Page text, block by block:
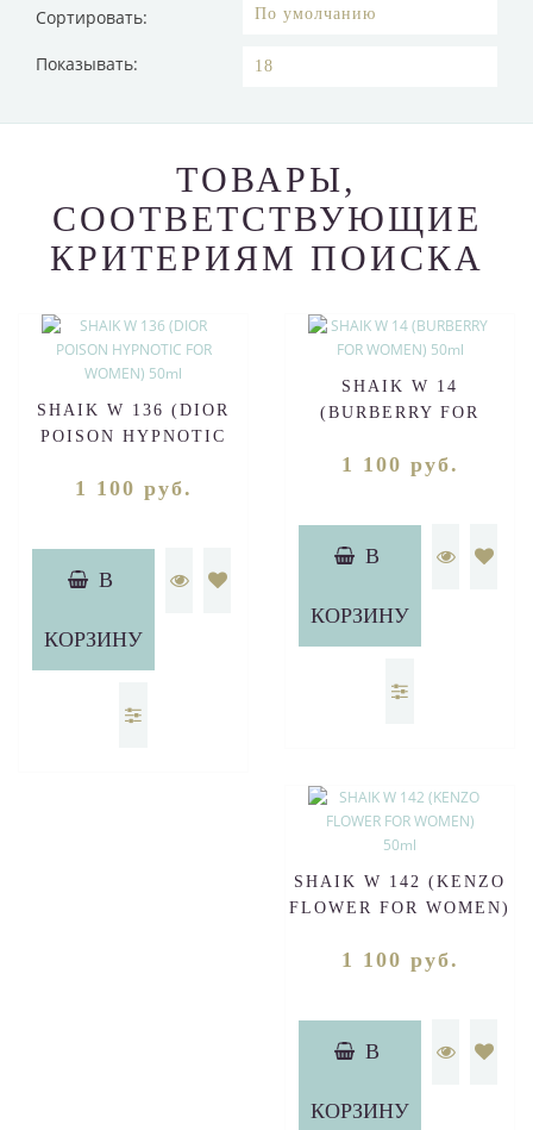
Сортировать:
Показывать:
ТОВАРЫ,
СООТВЕТСТВУЮЩИЕ
КРИТЕРИЯМ ПОИСКА
SHAIK W 136 (DIOR
POISON HYPNOTIC
1 100 руб.
В
КОРЗИНУ
SHAIK W 14
(BURBERRY FOR
1 100 руб.
В
КОРЗИНУ
SHAIK W 142 (KENZO
FLOWER FOR WOMEN)
1 100 руб.
В
КОРЗИНУ